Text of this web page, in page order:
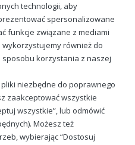
gołębi Męska bluza
zł
social media
technologii, aby
spersonalizowane
funkcje związane z mediami
wykorzystujemy również do
korzystania z naszej
niezbędne do poprawnego
zaakceptować wszystkie
wszystkie”, lub odmówić
Możesz też
wybierając “Dostosuj